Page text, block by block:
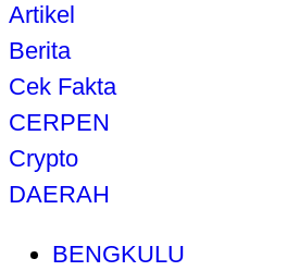
Artikel
Berita
Cek Fakta
CERPEN
Crypto
DAERAH
BENGKULU